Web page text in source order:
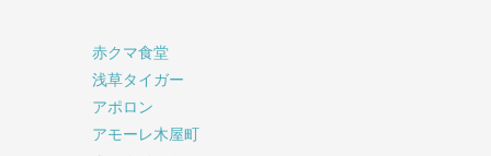
赤クマ食堂
浅草タイガー
アポロン
アモーレ木屋町